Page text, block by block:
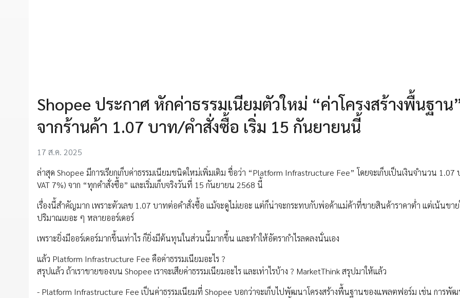
Shopee ประกาศ หักค่าธรรมเนียมตัวใหม่ “ค่าโครงสร้างพื้นฐาน
จากร้านค้า 1.07 บาท/คำสั่งซื้อ เริ่ม 15 กันยายนนี้
17 ส.ค. 2025
ล่าสุด Shopee มีการเรียกเก็บค่าธรรมเนียมชนิดใหม่เพิ่มเติม ชื่อว่า “Platform Infrastructure Fee” โดยจะเก็บเป็นเงินจำนวน 1.07
VAT 7%) จาก “ทุกคำสั่งซื้อ” และเริ่มเก็บจริงวันที่ 15 กันยายน 2568 นี้
เรื่องนี้สำคัญมาก เพราะตัวเลข 1.07 บาทต่อคำสั่งซื้อ แม้จะดูไม่เยอะ แต่ก็น่าจะกระทบกับพ่อค้าแม่ค้าที่ขายสินค้าราคาต่ำ แต่เน้นขา
ปริมาณเยอะ ๆ หลายออร์เดอร์
เพราะยิ่งมีออร์เดอร์มากขึ้นเท่าไร ก็ยิ่งมีต้นทุนในส่วนนี้มากขึ้น และทำให้อัตรากำไรลดลงนั่นเอง
แล้ว Platform Infrastructure Fee คือค่าธรรมเนียมอะไร ?
สรุปแล้ว ถ้าเราขายของบน Shopee เราจะเสียค่าธรรมเนียมอะไร และเท่าไรบ้าง ? MarketThink สรุปมาให้แล้ว
- Platform Infrastructure Fee เป็นค่าธรรมเนียมที่ Shopee บอกว่าจะเก็บไปพัฒนาโครงสร้างพื้นฐานของแพลตฟอร์ม เช่น การพั